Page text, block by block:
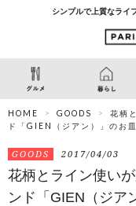
シンプルで上質なライ
HOME GOODS
花柄
ド「GIEN（ジアン）」のお皿
GOODS 2017/04/03
花柄とライン使い
ンド「GIEN（ジア